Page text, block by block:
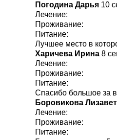
Погодина Дарья 10
Лечение:
Проживание:
Питание:
Лучшее место в
Харичева Ирина 8
Лечение:
Проживание:
Питание:
Спасибо большое за
Боровикова
Лечение:
Проживание:
Питание: